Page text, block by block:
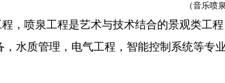
（音乐喷
喷泉工程是艺术与技术结合的景观类工程
水质管理，电气工程，智能控制系统等